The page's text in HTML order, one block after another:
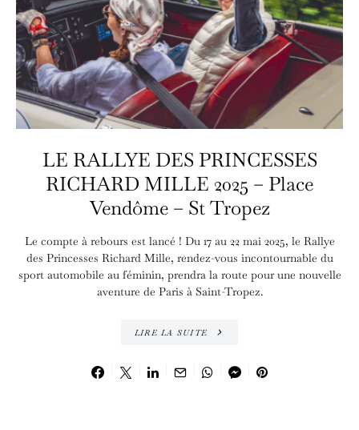
LE RALLYE DES PRINCESSES
RICHARD MILLE 2025 – Place
Vendôme – St Tropez
Le compte à rebours est lancé ! Du 17 au 22 mai 2025, le Rallye
des Princesses Richard Mille, rendez-vous incontournable du
sport automobile au féminin, prendra la route pour une nouvelle
aventure de Paris à Saint-Tropez.
LIRE LA SUITE